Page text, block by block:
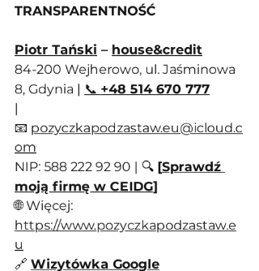
TRANSPARENTNOŚĆ
Piotr Tański – house&credit
84-200 Wejherowo, ul. Jaśminowa
8, Gdynia | 📞 +48 514 670 777
|
📧 pozyczkapodzastaw.eu@icloud.c
om
NIP: 588 222 92 90 | 🔍 [Sprawdź
moją firmę w CEIDG]
🌐 Więcej:
https://www.pozyczkapodzastaw.e
u
🔗 Wizytówka Google